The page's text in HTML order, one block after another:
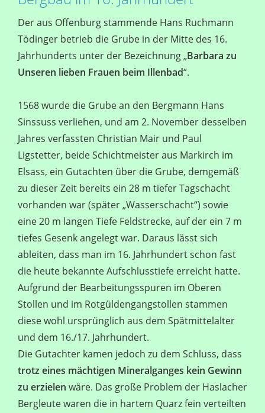
Der aus Offenburg stammende Hans Ruchmann
Tödinger betrieb die Grube in der Mitte des 16.
Jahrhunderts unter der Bezeichnung „Barbara zu
Unseren lieben Frauen beim Illenbad“.
1568 wurde die Grube an den Bergmann Hans
Sinssuss verliehen, und am 2. November desselben
Jahres verfassten Christian Mair und Paul
Ligstetter, beide Schichtmeister aus Markirch im
Elsass, ein Gutachten über die Grube, demgemäß
zu dieser Zeit bereits ein 28 m tiefer Tagschacht
vorhanden war (später „Wasserschacht“) sowie
eine 20 m langen Tiefe Feldstrecke, auf der ein 7 m
tiefes Gesenk angelegt war. Daraus lässt sich
ableiten, dass man im 16. Jahrhundert schon fast
die heute bekannte Aufschlusstiefe erreicht hatte.
Aufgrund der Bearbeitungsspuren im Oberen
Stollen und im Rotgüldengangstollen stammen
diese wohl ursprünglich aus dem Spätmittelalter
und dem 16./17. Jahrhundert.
Die Gutachter kamen jedoch zu dem Schluss, dass
trotz eines mächtigen Mineralganges kein Gewinn
zu erzielen wäre. Das große Problem der Haslacher
Bergleute waren die in hartem Quarz fein verteilten